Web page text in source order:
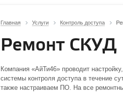
Главная Услуги Контроль доступа
Ремонт СКУД
Компания «АйТи46» проводит
системы контроля доступа в течение
также настраиваем ПО. На все